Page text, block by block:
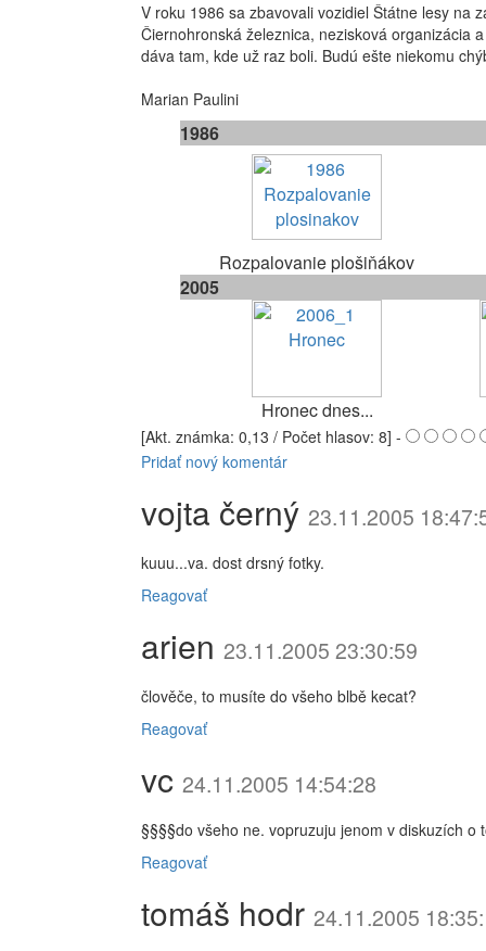
V roku 1986 sa zbavovali vozidiel Štátne lesy na
Čiernohronská železnica, nezisková organizácia
dáva tam, kde už raz boli. Budú ešte niekomu
Marian Paulini
1986
Rozpalovanie plošiňákov
2005
Hronec dnes...
[Akt. známka: 0,13 / Počet hlasov: 8] -
Pridať nový komentár
vojta černý 23.11.2005
kuuu...va. dost drsný fotky.
Reagovať
arien 23.11.2005 23:30:59
člověče, to musíte do všeho blbě kecat?
Reagovať
vc 24.11.2005 14:54:28
§§§§do všeho ne. vopruzuju jenom v diskuzích
Reagovať
tomáš hodr 24.11.2005